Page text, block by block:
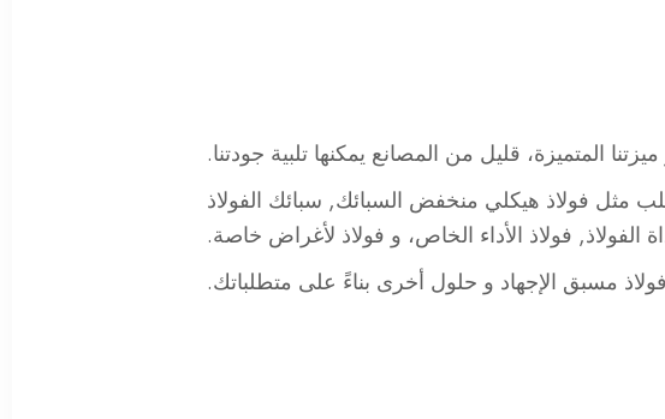
المتميزة، قليل من المصانع يمكنها تلبية جودتنا.
مثل فولاذ هيكلي منخفض السبائك, سبائك الفولاذ
الفولاذ, فولاذ الأداء الخاص، و فولاذ لأغراض خاصة.
فولاذ مسبق الإجهاد و حلول أخرى بناءً على متطلباتك.